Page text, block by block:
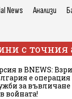
News Анализи
с точния
в BNEWS:
е операция
за
войната!